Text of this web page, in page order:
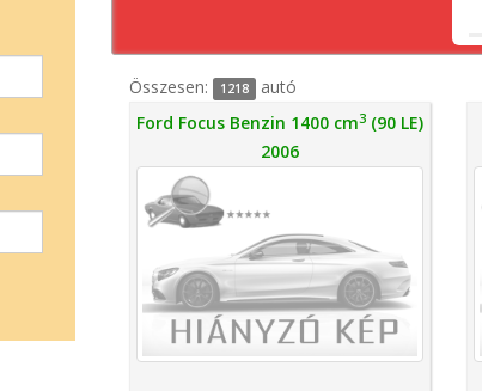
Összesen: 1218
autó
Ford Focus Benzin 1400 cm3(90 LE)
2006